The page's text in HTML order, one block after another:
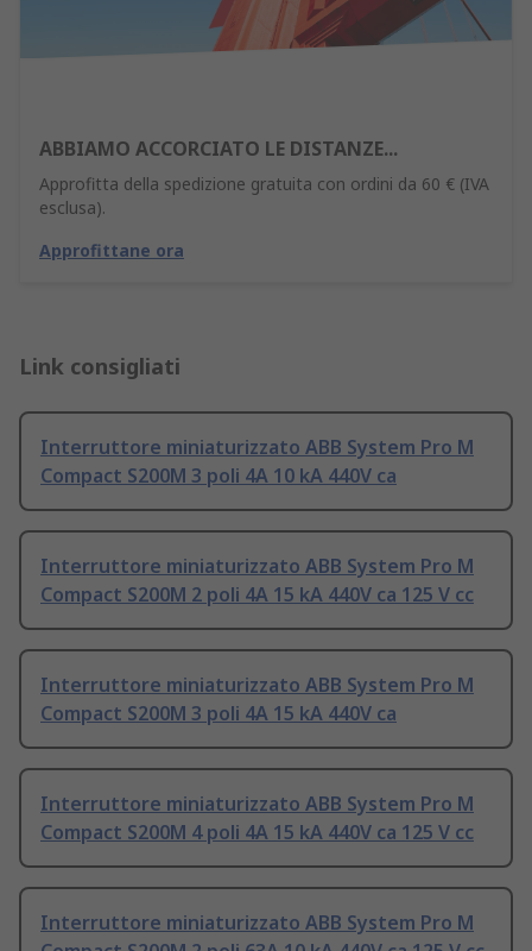
ABBIAMO ACCORCIATO LE DISTANZE...
Approfitta della spedizione gratuita con ordini da 60 € (IVA
esclusa).
Approfittane ora
Link consigliati
Interruttore miniaturizzato ABB System Pro M
Compact S200M 3 poli 4A 10 kA 440V ca
Interruttore miniaturizzato ABB System Pro M
Compact S200M 2 poli 4A 15 kA 440V ca 125 V cc
Interruttore miniaturizzato ABB System Pro M
Compact S200M 3 poli 4A 15 kA 440V ca
Interruttore miniaturizzato ABB System Pro M
Compact S200M 4 poli 4A 15 kA 440V ca 125 V cc
Interruttore miniaturizzato ABB System Pro M